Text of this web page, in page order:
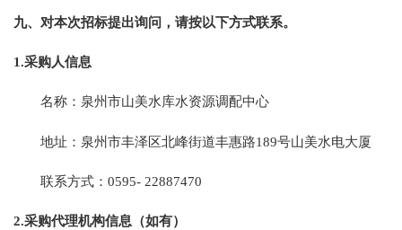
九、对本次招标提出询问，请按以下方式联系。
1.采购人信息
名称： 泉州市山美水库水资源调配中心
地址： 泉州市丰泽区北峰街道丰惠路189号山美水电大厦
联系方式：0595- 22887470
2.采购代理机构信息（如有）